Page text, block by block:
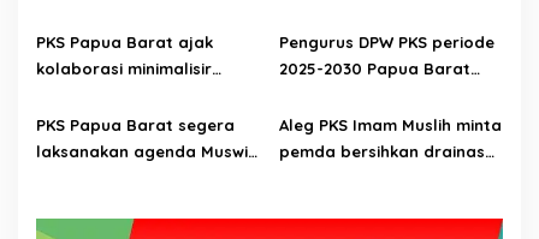
tidak turun
PKS Papua Barat ajak
kolaborasi minimalisir
terhadap politisi
Pengurus DPW PKS periode
2025-2030 Papua Barat
PKS Papua Barat segera
laksanakan agenda Muswil
Aleg PKS Imam Muslih minta
pemda bersihkan drainase